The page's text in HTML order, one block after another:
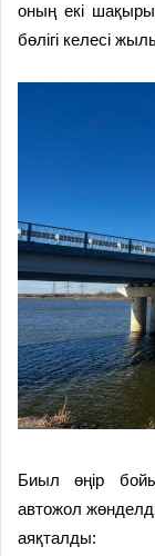
оның екі
бөлігі келесі
Биыл өңір
автожол
аяқталды: